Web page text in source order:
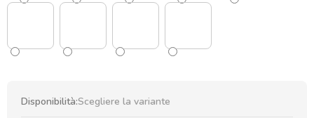
Disponibilità:Scegliere la variante